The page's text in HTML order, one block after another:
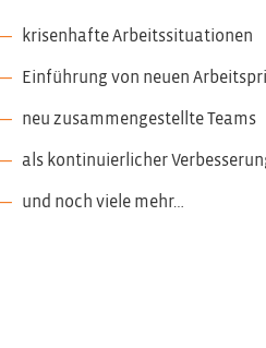
krisenhafte Arbeitssituationen
Einführung von neuen
neu zusammengestellte Teams
als kontinuierlicher
und noch viele mehr…